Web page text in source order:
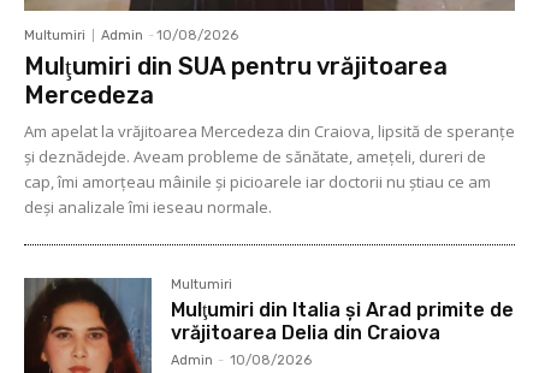
Multumiri Admin - 10/08/2026
Mulţumiri din SUA pentru vrăjitoarea
Mercedeza
Am apelat la vrăjitoarea Mercedeza din Craiova, lipsită de speranţe
şi deznădejde. Aveam probleme de sănătate, ameţeli, dureri de
cap, îmi amorţeau mâinile şi picioarele iar doctorii nu ştiau ce am
deşi analizale îmi ieseau normale.
Multumiri
Mulţumiri din Italia și Arad primite de
vrăjitoarea Delia din Craiova
Admin - 10/08/2026